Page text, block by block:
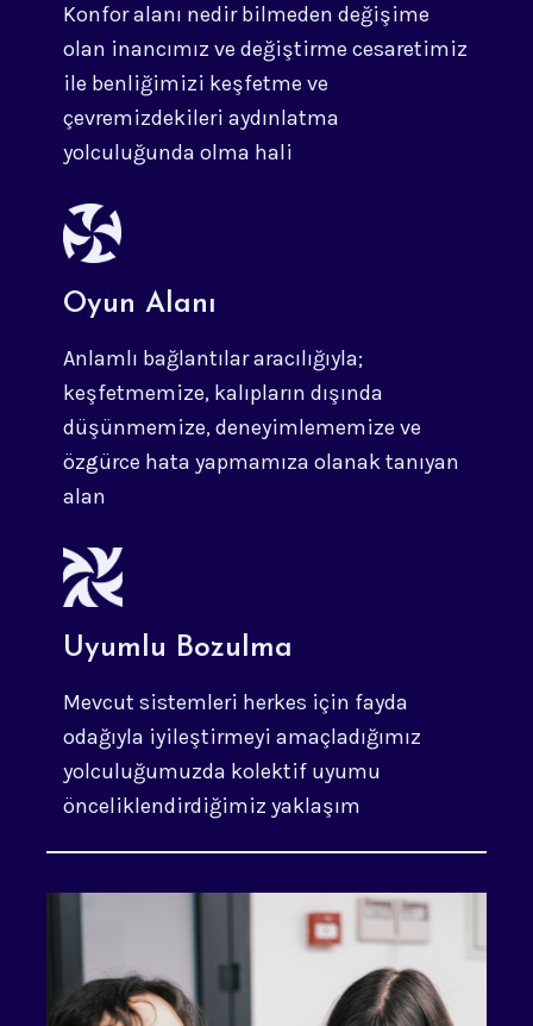
Konfor alanı nedir bilmeden değişime
olan inancımız ve değiştirme cesaretimiz
ile benliğimizi keşfetme ve
çevremizdekileri aydınlatma
yolculuğunda olma hali
Oyun Alanı
Anlamlı bağlantılar aracılığıyla;
keşfetmemize, kalıpların dışında
düşünmemize, deneyimlememize ve
özgürce hata yapmamıza olanak tanıyan
alan
Uyumlu Bozulma
Mevcut sistemleri herkes için fayda
odağıyla iyileştirmeyi amaçladığımız
yolculuğumuzda kolektif uyumu
önceliklendirdiğimiz yaklaşım